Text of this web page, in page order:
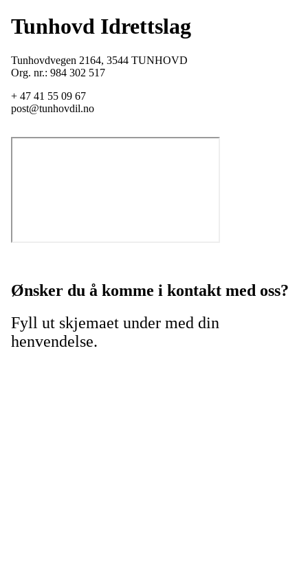
Tunhovd Idrettslag
Tunhovdvegen 2164, 3544 TUNHOVD
Org. nr.: 984 302 517
+ 47 41 55 09 67
post@tunhovdil.no
Ønsker du å komme i kontakt med oss?
Fyll ut skjemaet under med din
henvendelse.